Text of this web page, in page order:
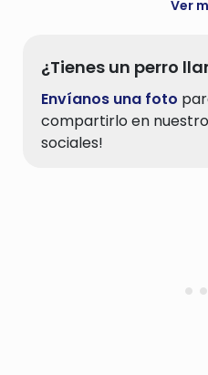
Ver
¿Tienes un perro
Envíanos una foto
compartirlo en
sociales!